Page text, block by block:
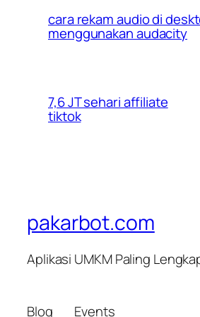
cara rekam audio di
menggunakan audacity
7,6 JT sehari affiliate
tiktok
pakarbot.com
Aplikasi UMKM Paling
Blog Events